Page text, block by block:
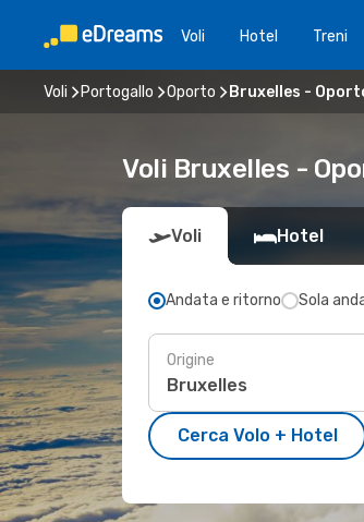
Voli Hotel Treni
Voli Portogallo Oporto Bruxelles -
Voli Bruxelles -
Voli Hotel
Andata e ritorno Sola
Origine
Cerca Volo + Hotel